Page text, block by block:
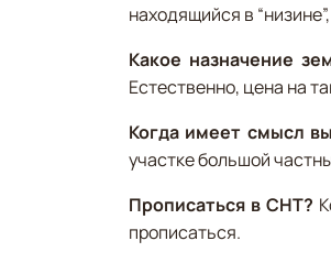
находящийся в
Какое назначение
Естественно, цена на
Когда имеет смысл
участке большой
Прописаться в СНТ?
прописаться.